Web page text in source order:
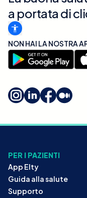
a portata di
NON HAI LA NOSTRA
PER I PAZIENTI
App Elty
Guida alla salute
Supporto